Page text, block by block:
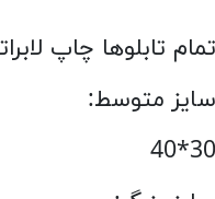
تمام تابلوها چاپ لابراتوار
سایز متوسط:
30*40